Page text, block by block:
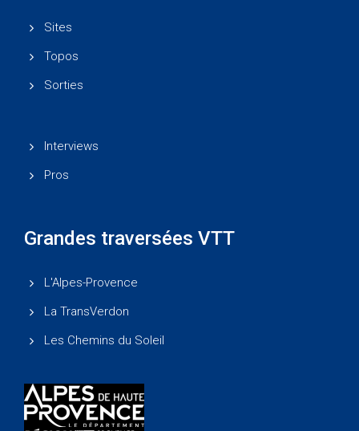
Sites
Topos
Sorties
Interviews
Pros
Grandes traversées VTT
L'Alpes-Provence
La TransVerdon
Les Chemins du Soleil